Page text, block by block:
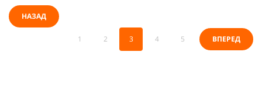
НАЗАД
1 2 3 4 5 ВПЕРЕД